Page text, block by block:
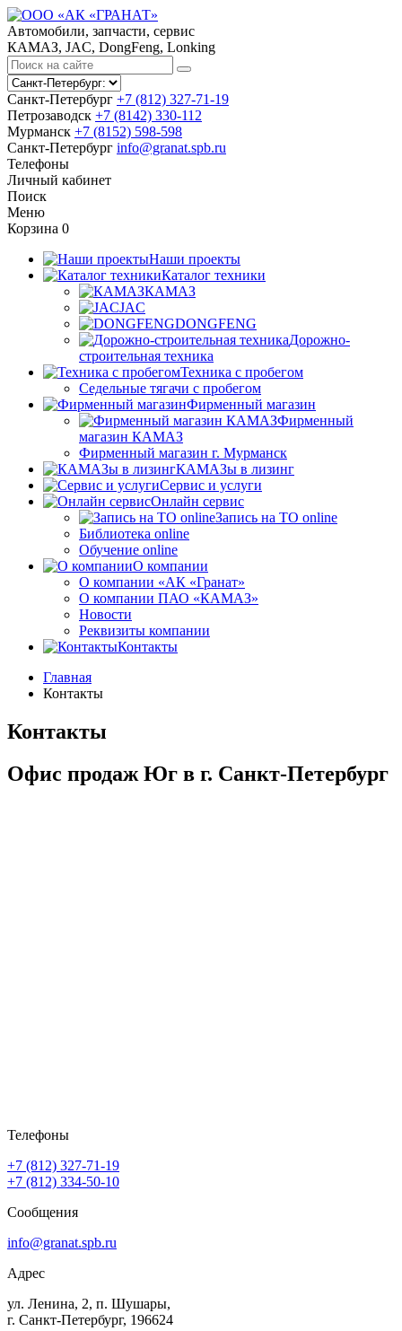
Автомобили, запчасти, сервис
КАМАЗ, JAC, DongFeng, Lonking
Санкт-Петербург +7 (812) 327-71-19
Петрозаводск +7 (8142) 330-112
Мурманск +7 (8152) 598-598
Санкт-Петербург info@granat.spb.ru
Телефоны
Личный кабинет
Поиск
Меню
Корзина 0
Наши проекты
Каталог техники
КАМАЗ
JAC
DONGFENG
Дорожно-
строительная техника
Техника с пробегом
Седельные тягачи с пробегом
Фирменный магазин
Фирменный
магазин КАМАЗ
Фирменный магазин г. Мурманск
КАМАЗы в лизинг
Сервис и услуги
Онлайн сервис
Запись на ТО online
Библиотека online
Обучение online
О компании
О компании «АК «Гранат»
О компании ПАО «КАМАЗ»
Новости
Реквизиты компании
Контакты
Главная
Контакты
Контакты
Офис продаж Юг в г. Санкт-Петербург
Телефоны
+7 (812) 327-71-19
+7 (812) 334-50-10
Сообщения
info@granat.spb.ru
Адрес
ул. Ленина, 2, п. Шушары,
г. Санкт-Петербург, 196624